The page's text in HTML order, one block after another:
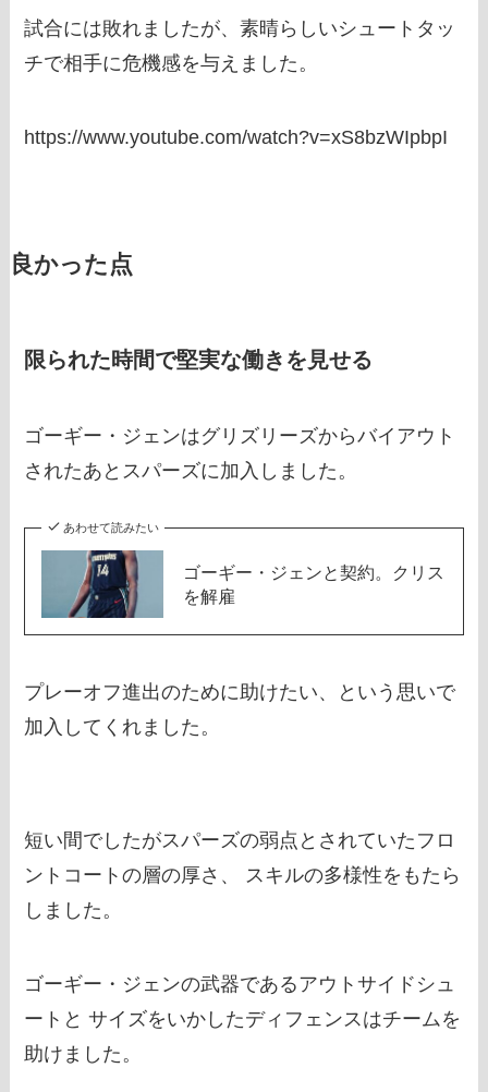
試合には敗れましたが、素晴らしいシュートタッ
チで相手に危機感を与えました。
https://www.youtube.com/watch?v=xS8bzWIpbpI
良かった点
限られた時間で堅実な働きを見せる
ゴーギー・ジェンはグリズリーズからバイアウト
されたあとスパーズに加入しました。
あわせて読みたい
ゴーギー・ジェンと契約。クリス
を解雇
プレーオフ進出のために助けたい、という思いで
加入してくれました。
短い間でしたがスパーズの弱点とされていたフロ
ントコートの層の厚さ、 スキルの多様性をもたら
しました。
ゴーギー・ジェンの武器であるアウトサイドシュ
ートと サイズをいかしたディフェンスはチームを
助けました。